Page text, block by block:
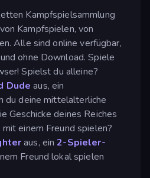
Kampfspielsammlung
Kampfspielen, von
Alle sind online verfügbar,
ohne Download. Spiele
Spielst du alleine?
Dude aus, ein
du deine mittelalterliche
Geschicke deines Reiches
einem Freund spielen?
aus, ein2-Spieler-
Freund lokal spielen